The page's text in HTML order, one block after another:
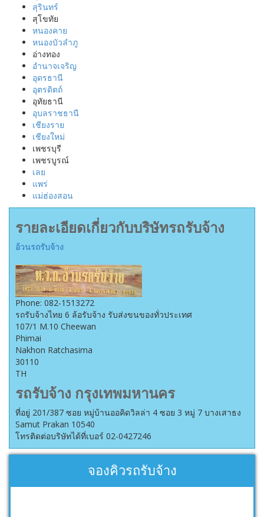
สุรินทร์
สุโขทัย
หนองคาย
หนองบัวลำภู
อ่างทอง
อำนาจเจริญ
อุดรธานี
อุตรดิตถ์
อุทัยธานี
อุบลราชธานี
เชียงราย
เชียงใหม่
เพชรบุรี
เพชรบูรณ์
เลย
แพร่
แม่ฮ่องสอน
รายละเอียดเกี่ยวกับบริษัทรถรับจ้าง
อ้วนรถรับจ้าง
Phone: 082-1513272
รถรับจ้างไทย 6 ล้อรับจ้าง รับส่งขนของทั่วประเทศ
107/1 M.10 Cheewan
Phimai
Nakhon Ratchasima
30110
TH
รถรับจ้าง กรุงเทพมหานคร
ที่อยู่ 201/387 ซอย หมู่บ้านออคิดวิลล่า 4 ซอย 3 หมู่ 7 บางเสาธง
Samut Prakan 10540
โทรติดต่อบริษัทได้ที่เบอร์ 02-0427246
จองคิวรถรับจ้าง